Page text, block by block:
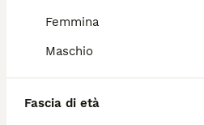
Femmina
Maschio
Fascia di età
reputazione
cane aggressivo?